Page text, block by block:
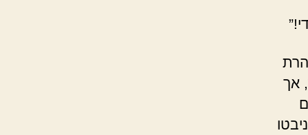
אך